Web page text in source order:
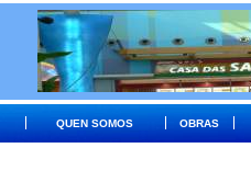
QUEN SOMOS OBRAS